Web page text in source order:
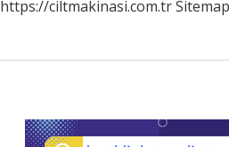
https://ciltmakinasi.com.trSitemap
Sidebar